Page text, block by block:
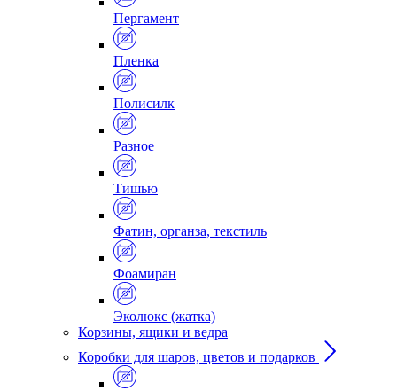
Пергамент
Пленка
Полисилк
Разное
Тишью
Фатин, органза, текстиль
Фоамиран
Эколюкс (жатка)
Корзины, ящики и ведра
Коробки для шаров, цветов и подарков